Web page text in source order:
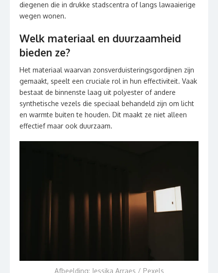
diegenen die in drukke stadscentra of langs lawaaierige
wegen wonen.
Welk materiaal en duurzaamheid
bieden ze?
Het materiaal waarvan zonsverduisteringsgordijnen zijn
gemaakt, speelt een cruciale rol in hun effectiviteit. Vaak
bestaat de binnenste laag uit polyester of andere
synthetische vezels die speciaal behandeld zijn om licht
en warmte buiten te houden. Dit maakt ze niet alleen
effectief maar ook duurzaam.
Afbeelding: Jessika Arraes / Pexels